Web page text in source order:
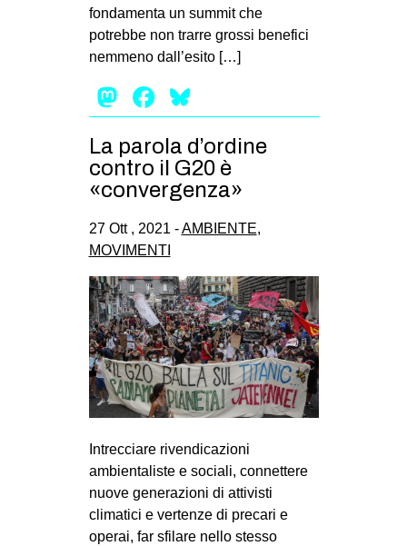
fondamenta un summit che
potrebbe non trarre grossi benefici
nemmeno dall’esito […]
Mastodon
Facebook
La parola d’ordine
contro il G20 è
«convergenza»
27 Ott , 2021 -AMBIENTE,
MOVIMENTI
Intrecciare rivendicazioni
ambientaliste e sociali, connettere
nuove generazioni di attivisti
climatici e vertenze di precari e
operai, far sfilare nello stesso